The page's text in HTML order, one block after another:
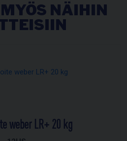
NÄIHIN
weber LR+ 20 kg